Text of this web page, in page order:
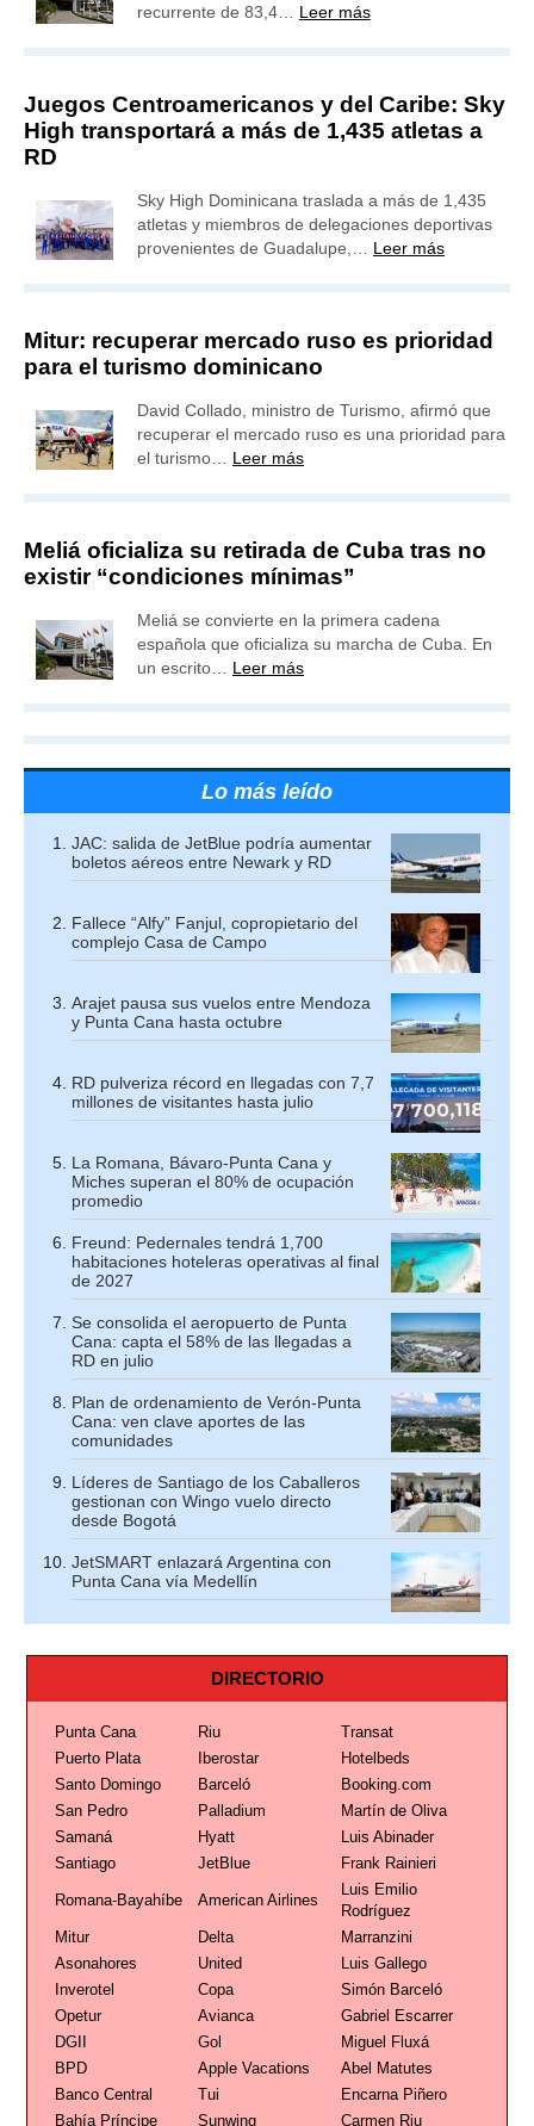
recurrente de 83,4… Leer más
Juegos Centroamericanos y del Caribe: Sky
High transportará a más de 1,435 atletas a
RD
Sky High Dominicana traslada a más de 1,435
atletas y miembros de delegaciones deportivas
provenientes de Guadalupe,… Leer más
Mitur: recuperar mercado ruso es prioridad
para el turismo dominicano
David Collado, ministro de Turismo, afirmó que
recuperar el mercado ruso es una prioridad para
el turismo… Leer más
Meliá oficializa su retirada de Cuba tras no
existir “condiciones mínimas”
Meliá se convierte en la primera cadena
española que oficializa su marcha de Cuba. En
un escrito… Leer más
Lo más leído
JAC: salida de JetBlue podría aumentar
boletos aéreos entre Newark y RD
Fallece “Alfy” Fanjul, copropietario del
complejo Casa de Campo
Arajet pausa sus vuelos entre Mendoza
y Punta Cana hasta octubre
RD pulveriza récord en llegadas con 7,7
millones de visitantes hasta julio
La Romana, Bávaro-Punta Cana y
Miches superan el 80% de ocupación
promedio
Freund: Pedernales tendrá 1,700
habitaciones hoteleras operativas al final
de 2027
Se consolida el aeropuerto de Punta
Cana: capta el 58% de las llegadas a
RD en julio
Plan de ordenamiento de Verón-Punta
Cana: ven clave aportes de las
comunidades
Líderes de Santiago de los Caballeros
gestionan con Wingo vuelo directo
desde Bogotá
JetSMART enlazará Argentina con
Punta Cana vía Medellín
DIRECTORIO
Punta Cana Riu
Transat
Puerto Plata
Iberostar
Hotelbeds
Santo Domingo
Barceló
Booking.com
San Pedro
Palladium
Martín de Oliva
Samaná
Hyatt
Luis Abinader
Santiago
JetBlue Frank Rainieri
Romana-Bayahíbe American Airlines
Luis Emilio
Rodríguez
Mitur
Delta
Marranzini
Asonahores
United
Luis Gallego
Inverotel
Copa
Simón Barceló
Opetur
Avianca
Gabriel Escarrer
DGII
Gol
Miguel Fluxá
BPD
Apple Vacations
Abel Matutes
Banco Central
Tui
Encarna Piñero
Bahía Príncipe
Sunwing Carmen Riu